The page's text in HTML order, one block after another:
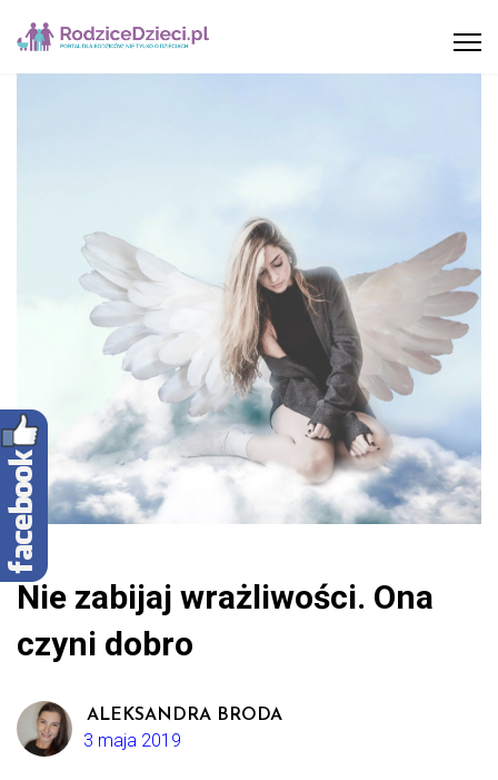
Nie zabijaj wrażliwości. Ona
czyni dobro
ALEKSANDRA BRODA
3 maja 2019